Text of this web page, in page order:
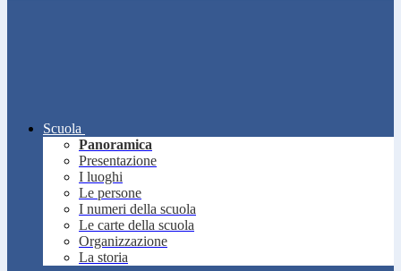
Scuola
Panoramica
Presentazione
I luoghi
Le persone
I numeri della scuola
Le carte della scuola
Organizzazione
La storia